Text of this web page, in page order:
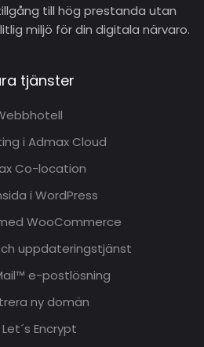
till hög prestanda utan
miljö för din digitala närvaro.
tjänster
i Admax Cloud
Co-location
i WordPress
WooCommerce
uppdateringstjänst
e-postlösning
ny domän
Let´s Encrypt